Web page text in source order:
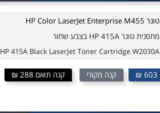
טונר HP Color LaserJet Enterprise M455
מחסנית טונר HP 415A בצבע שחור
HP 415A Black LaserJet Toner Cartridge W2030A
603 ₪ קנה מקורי קנה תואם 288 ₪